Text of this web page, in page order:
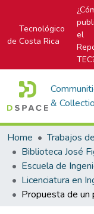
Tecnológico
de Costa Rica
el
&
Home
Trabajos